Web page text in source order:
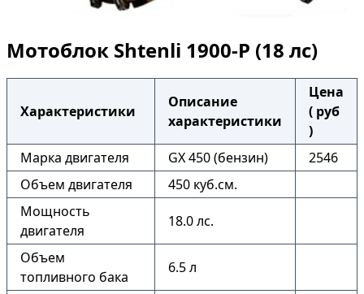
Мотоблок Shtenli 1900-P (18 лс)
Характеристики
Описание
характеристики
Цена
( руб
)
Марка двигателя
GX 450 (бензин)
2546
Объем двигателя
450 куб.см.
Мощность
двигателя
18.0 лс.
Объем
топливного бака
6.5 л